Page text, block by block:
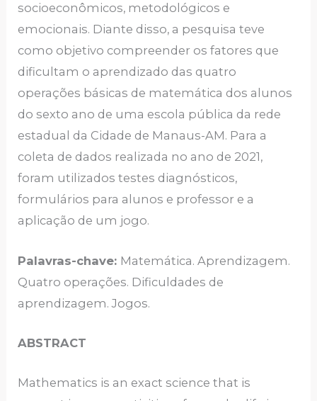
socioeconômicos, metodológicos e
emocionais. Diante disso, a pesquisa teve
como objetivo compreender os fatores que
dificultam o aprendizado das quatro
operações básicas de matemática dos alunos
do sexto ano de uma escola pública da rede
estadual da Cidade de Manaus-AM. Para a
coleta de dados realizada no ano de 2021,
foram utilizados testes diagnósticos,
formulários para alunos e professor e a
aplicação de um jogo.
Palavras-chave: Matemática. Aprendizagem.
Quatro operações. Dificuldades de
aprendizagem. Jogos.
ABSTRACT
Mathematics is an exact science that is